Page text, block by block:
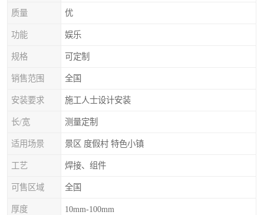
质量 优
功能 娱乐
规格 可定制
销售范围 全国
安装要求 施工人士设计安装
长/宽 测量定制
适用场景 景区 度假村 特色小镇
工艺 焊接、组件
可售区域 全国
厚度 10mm-100mm